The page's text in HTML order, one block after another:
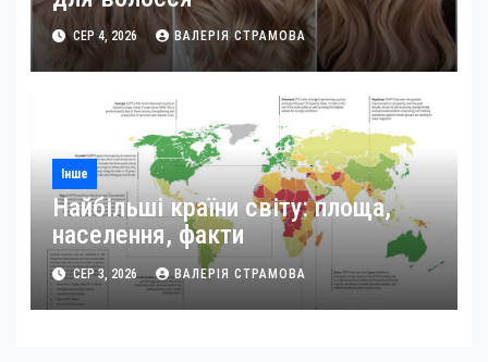
СЕР 4, 2026 ВАЛЕРІЯ СТРАМОВА
Інше
Найбільші країни світу: площа,
населення, факти
СЕР 3, 2026 ВАЛЕРІЯ СТРАМОВА